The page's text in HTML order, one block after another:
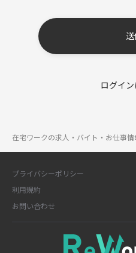
ログイ
在宅ワークの求人・バイト・お仕事
プライバシーポリシー
利用規約
お問い合わせ